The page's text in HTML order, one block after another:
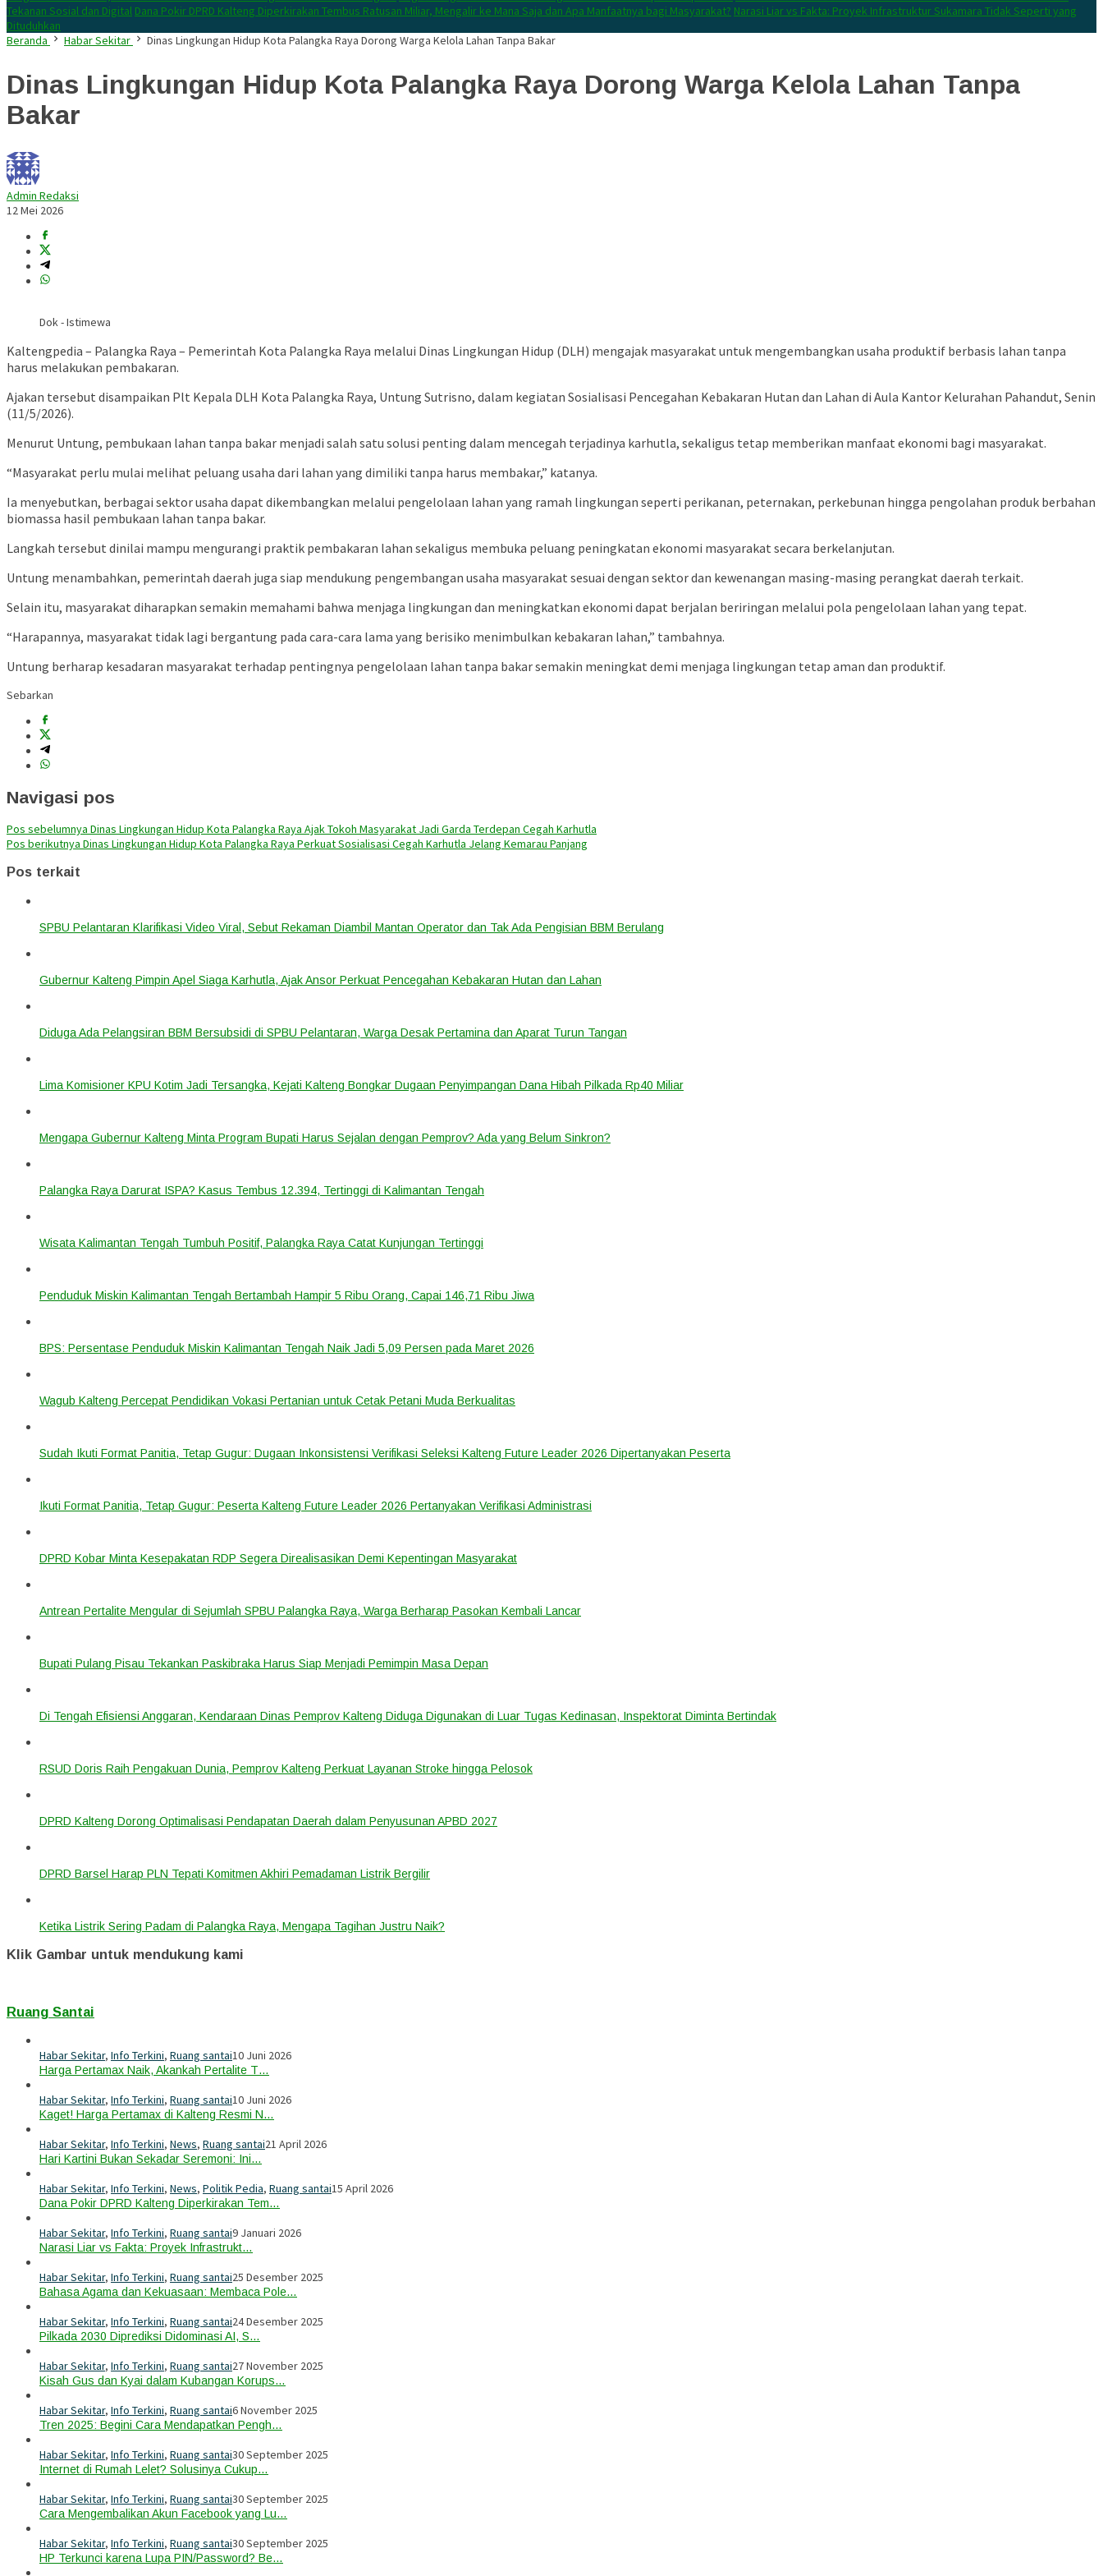
Tekanan Sosial dan Digital Dana Pokir DPRD Kalteng Diperkirakan Tembus Ratusan Miliar, Mengalir ke Mana Saja dan Apa Manfaatnya bagi Masyarakat? Narasi Liar vs Fakta: Proyek Infrastruktur Sukamara Tidak Seperti yang
Dituduhkan
Beranda
Habar Sekitar Dinas Lingkungan Hidup Kota Palangka Raya Dorong Warga Kelola Lahan Tanpa Bakar
Dinas Lingkungan Hidup Kota Palangka Raya Dorong Warga Kelola Lahan Tanpa
Bakar
Admin Redaksi
12 Mei 2026
Dok - Istimewa
Kaltengpedia – Palangka Raya – Pemerintah Kota Palangka Raya melalui Dinas Lingkungan Hidup (DLH) mengajak masyarakat untuk mengembangkan usaha produktif berbasis lahan tanpa
harus melakukan pembakaran.
Ajakan tersebut disampaikan Plt Kepala DLH Kota Palangka Raya, Untung Sutrisno, dalam kegiatan Sosialisasi Pencegahan Kebakaran Hutan dan Lahan di Aula Kantor Kelurahan Pahandut, Senin
(11/5/2026).
Menurut Untung, pembukaan lahan tanpa bakar menjadi salah satu solusi penting dalam mencegah terjadinya karhutla, sekaligus tetap memberikan manfaat ekonomi bagi masyarakat.
“Masyarakat perlu mulai melihat peluang usaha dari lahan yang dimiliki tanpa harus membakar,” katanya.
Ia menyebutkan, berbagai sektor usaha dapat dikembangkan melalui pengelolaan lahan yang ramah lingkungan seperti perikanan, peternakan, perkebunan hingga pengolahan produk berbahan
biomassa hasil pembukaan lahan tanpa bakar.
Langkah tersebut dinilai mampu mengurangi praktik pembakaran lahan sekaligus membuka peluang peningkatan ekonomi masyarakat secara berkelanjutan.
Untung menambahkan, pemerintah daerah juga siap mendukung pengembangan usaha masyarakat sesuai dengan sektor dan kewenangan masing-masing perangkat daerah terkait.
Selain itu, masyarakat diharapkan semakin memahami bahwa menjaga lingkungan dan meningkatkan ekonomi dapat berjalan beriringan melalui pola pengelolaan lahan yang tepat.
“Harapannya, masyarakat tidak lagi bergantung pada cara-cara lama yang berisiko menimbulkan kebakaran lahan,” tambahnya.
Untung berharap kesadaran masyarakat terhadap pentingnya pengelolaan lahan tanpa bakar semakin meningkat demi menjaga lingkungan tetap aman dan produktif.
Sebarkan
Navigasi pos
Pos sebelumnya Dinas Lingkungan Hidup Kota Palangka Raya Ajak Tokoh Masyarakat Jadi Garda Terdepan Cegah Karhutla
Pos berikutnya Dinas Lingkungan Hidup Kota Palangka Raya Perkuat Sosialisasi Cegah Karhutla Jelang Kemarau Panjang
Pos terkait
SPBU Pelantaran Klarifikasi Video Viral, Sebut Rekaman Diambil Mantan Operator dan Tak Ada Pengisian BBM Berulang
Gubernur Kalteng Pimpin Apel Siaga Karhutla, Ajak Ansor Perkuat Pencegahan Kebakaran Hutan dan Lahan
Diduga Ada Pelangsiran BBM Bersubsidi di SPBU Pelantaran, Warga Desak Pertamina dan Aparat Turun Tangan
Lima Komisioner KPU Kotim Jadi Tersangka, Kejati Kalteng Bongkar Dugaan Penyimpangan Dana Hibah Pilkada Rp40 Miliar
Mengapa Gubernur Kalteng Minta Program Bupati Harus Sejalan dengan Pemprov? Ada yang Belum Sinkron?
Palangka Raya Darurat ISPA? Kasus Tembus 12.394, Tertinggi di Kalimantan Tengah
Wisata Kalimantan Tengah Tumbuh Positif, Palangka Raya Catat Kunjungan Tertinggi
Penduduk Miskin Kalimantan Tengah Bertambah Hampir 5 Ribu Orang, Capai 146,71 Ribu Jiwa
BPS: Persentase Penduduk Miskin Kalimantan Tengah Naik Jadi 5,09 Persen pada Maret 2026
Wagub Kalteng Percepat Pendidikan Vokasi Pertanian untuk Cetak Petani Muda Berkualitas
Sudah Ikuti Format Panitia, Tetap Gugur: Dugaan Inkonsistensi Verifikasi Seleksi Kalteng Future Leader 2026 Dipertanyakan Peserta
Ikuti Format Panitia, Tetap Gugur: Peserta Kalteng Future Leader 2026 Pertanyakan Verifikasi Administrasi
DPRD Kobar Minta Kesepakatan RDP Segera Direalisasikan Demi Kepentingan Masyarakat
Antrean Pertalite Mengular di Sejumlah SPBU Palangka Raya, Warga Berharap Pasokan Kembali Lancar
Bupati Pulang Pisau Tekankan Paskibraka Harus Siap Menjadi Pemimpin Masa Depan
Di Tengah Efisiensi Anggaran, Kendaraan Dinas Pemprov Kalteng Diduga Digunakan di Luar Tugas Kedinasan, Inspektorat Diminta Bertindak
RSUD Doris Raih Pengakuan Dunia, Pemprov Kalteng Perkuat Layanan Stroke hingga Pelosok
DPRD Kalteng Dorong Optimalisasi Pendapatan Daerah dalam Penyusunan APBD 2027
DPRD Barsel Harap PLN Tepati Komitmen Akhiri Pemadaman Listrik Bergilir
Ketika Listrik Sering Padam di Palangka Raya, Mengapa Tagihan Justru Naik?
Klik Gambar untuk mendukung kami
Ruang Santai
Habar Sekitar, Info Terkini, Ruang santai10 Juni 2026
Harga Pertamax Naik, Akankah Pertalite T…
Habar Sekitar, Info Terkini, Ruang santai10 Juni 2026
Kaget! Harga Pertamax di Kalteng Resmi N…
Habar Sekitar, Info Terkini, News, Ruang santai21 April 2026
Hari Kartini Bukan Sekadar Seremoni: Ini…
Habar Sekitar, Info Terkini, News, Politik Pedia, Ruang santai15 April 2026
Dana Pokir DPRD Kalteng Diperkirakan Tem…
Habar Sekitar, Info Terkini, Ruang santai9 Januari 2026
Narasi Liar vs Fakta: Proyek Infrastrukt…
Habar Sekitar, Info Terkini, Ruang santai25 Desember 2025
Bahasa Agama dan Kekuasaan: Membaca Pole…
Habar Sekitar, Info Terkini, Ruang santai24 Desember 2025
Pilkada 2030 Diprediksi Didominasi AI, S…
Habar Sekitar, Info Terkini, Ruang santai27 November 2025
Kisah Gus dan Kyai dalam Kubangan Korups…
Habar Sekitar, Info Terkini, Ruang santai6 November 2025
Tren 2025: Begini Cara Mendapatkan Pengh…
Habar Sekitar, Info Terkini, Ruang santai30 September 2025
Internet di Rumah Lelet? Solusinya Cukup…
Habar Sekitar, Info Terkini, Ruang santai30 September 2025
Cara Mengembalikan Akun Facebook yang Lu…
Habar Sekitar, Info Terkini, Ruang santai30 September 2025
HP Terkunci karena Lupa PIN/Password? Be…